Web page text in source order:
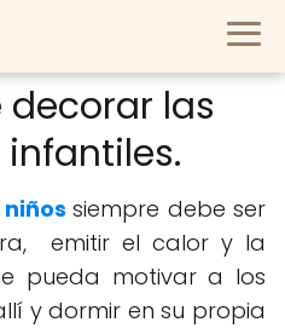
decorar las
niñossiempre debe ser
emitir el calor y la
pueda motivar a los
y dormir en su propia